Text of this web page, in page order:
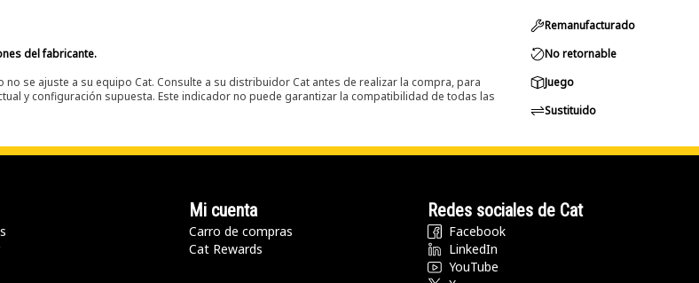
del fabricante.
se ajuste a su equipo Cat. Consulte a su distribuidor Cat antes de realizar la compra, para
y configuración supuesta. Este indicador no puede garantizar la compatibilidad de todas las
Remanufacturado
No retornable
Juego
Sustituido
Mi cuenta
Carro de compras
Cat Rewards
Redes sociales de Cat
Facebook
LinkedIn
YouTube